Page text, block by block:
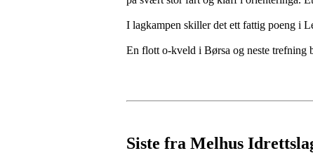
I lagkampen skiller det ett fattig poeng i
En flott o-kveld i Børsa og neste trefning
Siste fra Melhus